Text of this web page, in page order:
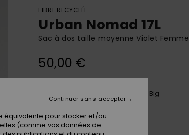
FIBRE RECYCLÉE
Urban Nomad 17L
Sac à dos taille moyenne Violet Femme
50,00 €
Twilight Purple Wild N Out Big
équivalente pour stocker et/ou
(comme vos données de
Continuer sans accepter